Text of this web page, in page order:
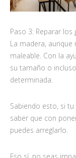
Paso 3: Reparar los
La madera,
maleable. Con la
su tamaño o
determinada.
Sabiendo esto, si
saber que con
puedes arreglarlo.